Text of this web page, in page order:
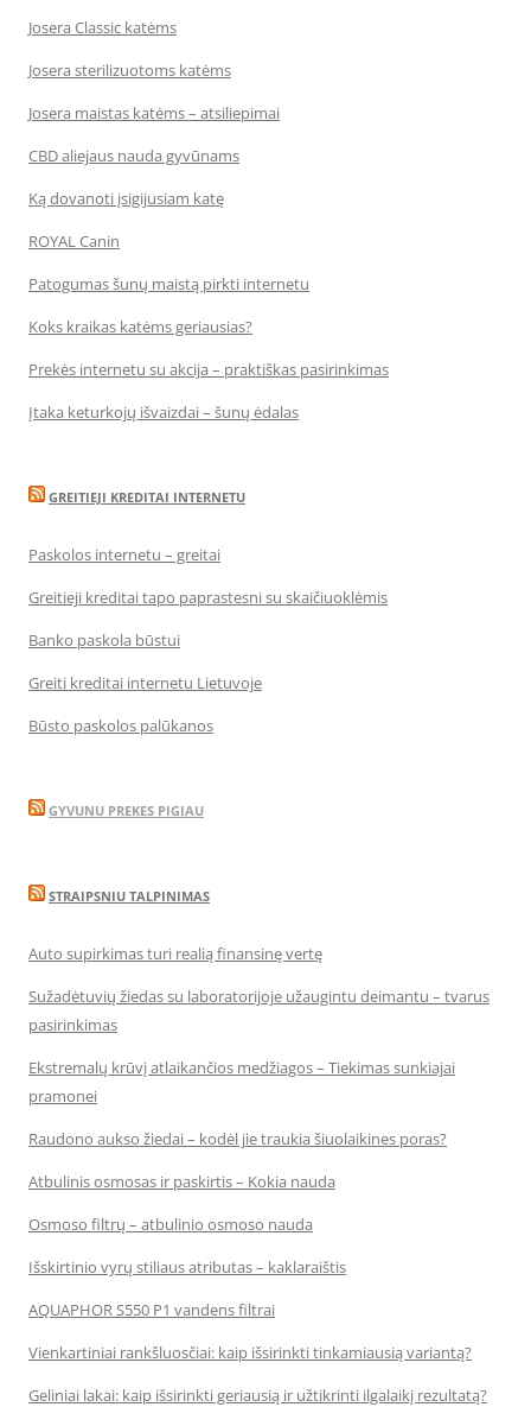
Josera Classic katėms
Josera sterilizuotoms katėms
Josera maistas katėms – atsiliepimai
CBD aliejaus nauda gyvūnams
Ką dovanoti įsigijusiam katę
ROYAL Canin
Patogumas šunų maistą pirkti internetu
Koks kraikas katėms geriausias?
Prekės internetu su akcija – praktiškas pasirinkimas
Įtaka keturkojų išvaizdai – šunų ėdalas
GREITIEJI KREDITAI INTERNETU
Paskolos internetu – greitai
Greitieji kreditai tapo paprastesni su skaičiuoklėmis
Banko paskola būstui
Greiti kreditai internetu Lietuvoje
Būsto paskolos palūkanos
GYVUNU PREKES PIGIAU
STRAIPSNIU TALPINIMAS
Auto supirkimas turi realią finansinę vertę
Sužadėtuvių žiedas su laboratorijoje užaugintu deimantu – tvarus
pasirinkimas
Ekstremalų krūvį atlaikančios medžiagos – Tiekimas sunkiajai
pramonei
Raudono aukso žiedai – kodėl jie traukia šiuolaikines poras?
Atbulinis osmosas ir paskirtis – Kokia nauda
Osmoso filtrų – atbulinio osmoso nauda
Išskirtinio vyrų stiliaus atributas – kaklaraištis
AQUAPHOR S550 P1 vandens filtrai
Vienkartiniai rankšluosčiai: kaip išsirinkti tinkamiausią variantą?
Geliniai lakai: kaip išsirinkti geriausią ir užtikrinti ilgalaikį rezultatą?